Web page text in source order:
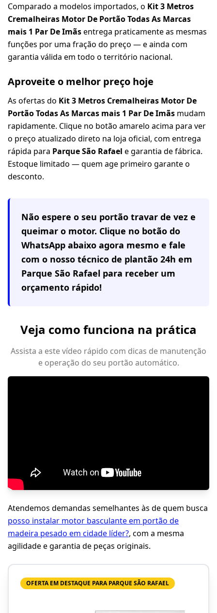
Comparado a modelos importados, o Kit 3 Metros
Cremalheiras Motor De Portão Todas As Marcas
mais 1 Par De Imãsentrega praticamente as mesmas
funções por uma fração do preço — e ainda com
garantia válida em todo o território nacional.
Aproveite o melhor preço hoje
As ofertas do Kit 3 Metros Cremalheiras Motor De
Portão Todas As Marcas mais 1 Par De Imãs mudam
rapidamente. Clique no botão amarelo acima para ver
o preço atualizado direto na loja oficial, com entrega
rápida para Parque São Rafael e garantia de fábrica.
Estoque limitado — quem age primeiro garante o
desconto.
Não espere o seu portão travar de vez e
queimar o motor. Clique no botão do
WhatsApp abaixo agora mesmo e fale
com o nosso técnico de plantão 24h em
Parque São Rafael para receber um
orçamento rápido!
Veja como funciona na prática
Assista a este vídeo rápido com dicas de manutenção
e operação do seu portão automático.
Atendemos demandas semelhantes às de quem busca
posso instalar motor basculante em portão de
madeira pesado em cidade líder?, com a mesma
agilidade e garantia de peças originais.
OFERTA EM DESTAQUE PARA PARQUE SÃO RAFAEL